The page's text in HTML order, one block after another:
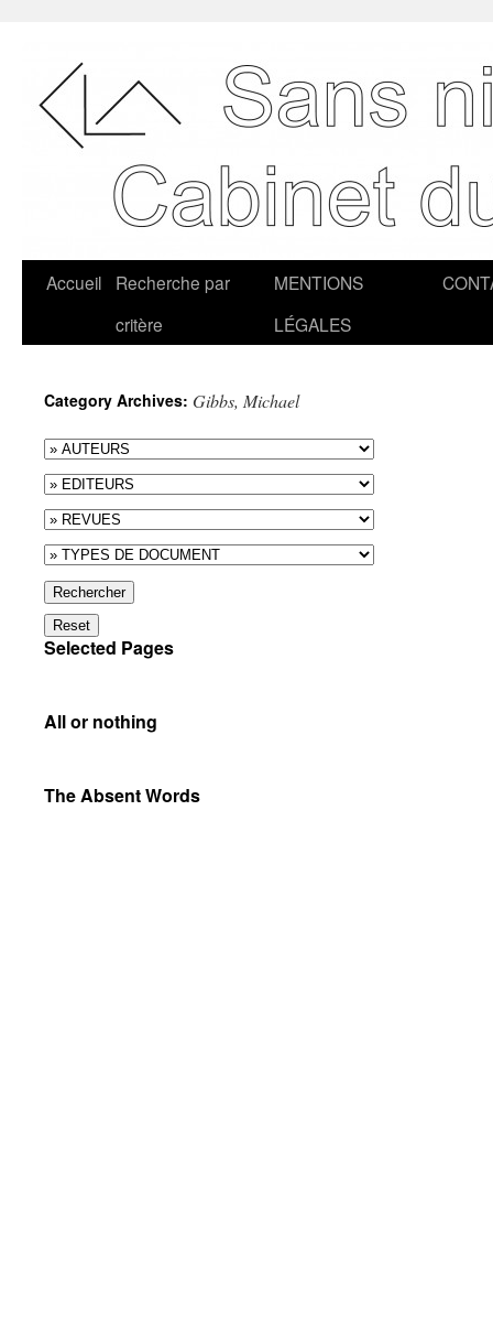
Accueil
Recherche par
critère
MENTIONS
LÉGALES
Category Archives: Gibbs, Michael
Rechercher
Reset
Selected Pages
All or nothing
The Absent Words